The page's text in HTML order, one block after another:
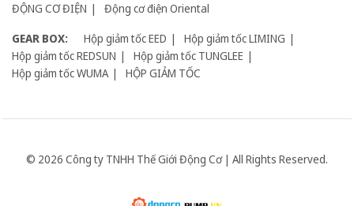
ĐỘNG CƠ ĐIỆN
Động cơ điện Oriental
GEAR BOX:
Hộp giảm tốc EED
Hộp giảm tốc LIMING
Hộp giảm tốc REDSUN
Hộp giảm tốc TUNGLEE
Hộp giảm tốc WUMA
HỘP GIẢM TỐC
© 2026 Công ty TNHH Thế Giới Động Cơ | All Rights Reserved.